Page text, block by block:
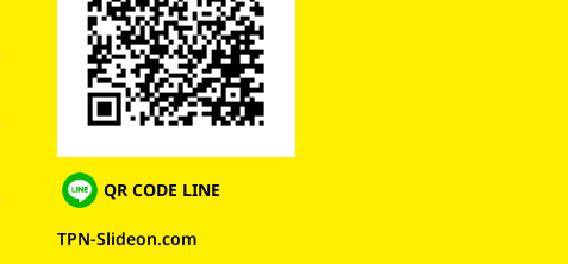
QR CODE LINE
TPN-Slideon.com